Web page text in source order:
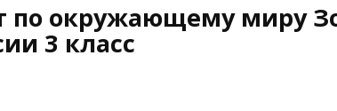
по окружающему миру
3 класс